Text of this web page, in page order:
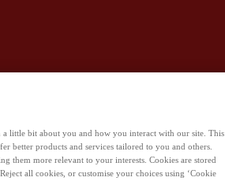
a little bit about you and how you interact with our site. This
better products and services tailored to you and others.
them more relevant to your interests. Cookies are stored
all cookies, or customise your choices using ‘Cookie